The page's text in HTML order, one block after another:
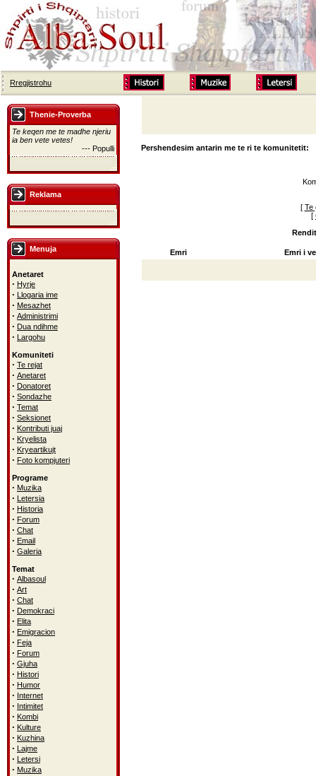
Rregjistrohu
Thenie-Proverba
Te keqen me te madhe njeriu
ia ben vete vetes!
--- Populli
Reklama
Menuja
Anetaret
· Hyrje
· Llogaria ime
· Mesazhet
· Administrimi
· Dua ndihme
· Largohu
Komuniteti
· Te rejat
· Anetaret
· Donatoret
· Sondazhe
· Temat
· Seksionet
· Kontributi juaj
· Kryelista
· Kryeartikujt
· Foto kompjuteri
Programe
· Muzika
· Letersia
· Historia
· Forum
· Chat
· Email
· Galeria
Temat
· Albasoul
· Art
· Chat
· Demokraci
· Elita
· Emigracion
· Feja
· Forum
· Gjuha
· Histori
· Humor
· Internet
· Intimitet
· Kombi
· Kulture
· Kuzhina
· Lajme
· Letersi
· Muzika
Pershendesim antarin me te ri te komunitetit:
[ Te
[
Emri Emri i